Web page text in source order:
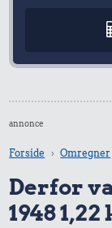
annonce
Forside Omregner
Derfor
1948